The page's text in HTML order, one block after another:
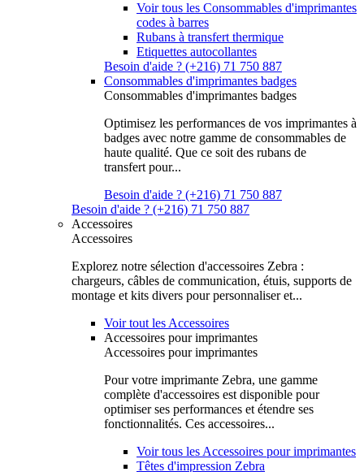
Voir tous les Consommables d'imprimantes
codes à barres
Rubans à transfert thermique
Etiquettes autocollantes
Besoin d'aide ? (+216) 71 750 887
Consommables d'imprimantes badges
Consommables d'imprimantes badges
Optimisez les performances de vos imprimantes à
badges avec notre gamme de consommables de
haute qualité. Que ce soit des rubans de
transfert pour...
Besoin d'aide ? (+216) 71 750 887
Besoin d'aide ? (+216) 71 750 887
Accessoires
Accessoires
Explorez notre sélection d'accessoires Zebra :
chargeurs, câbles de communication, étuis, supports de
montage et kits divers pour personnaliser et...
Voir tout les Accessoires
Accessoires pour imprimantes
Accessoires pour imprimantes
Pour votre imprimante Zebra, une gamme
complète d'accessoires est disponible pour
optimiser ses performances et étendre ses
fonctionnalités. Ces accessoires...
Voir tous les Accessoires pour imprimantes
Têtes d'impression Zebra